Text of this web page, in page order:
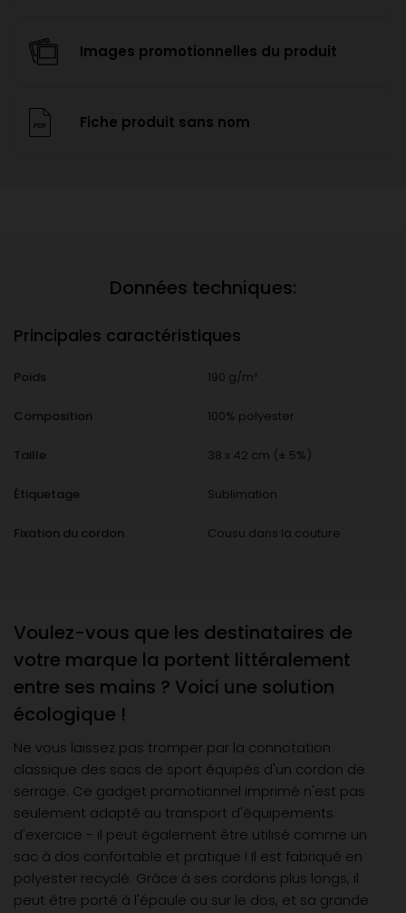
Images promotionnelles du produit
Fiche produit sans nom
Données techniques:
Principales caractéristiques
Poids 190 g/m²
Composition 100% polyester
Taille 38 x 42 cm (± 5%)
Étiquetage Sublimation
Fixation du cordon Cousu dans la couture
Voulez-vous que les destinataires de
votre marque la portent littéralement
entre ses mains ? Voici une solution
écologique !
Ne vous laissez pas tromper par la connotation
classique des sacs de sport équipés d'un cordon de
serrage. Ce gadget promotionnel imprimé n'est pas
seulement adapté au transport d'équipements
d'exercice - il peut également être utilisé comme un
sac à dos confortable et pratique ! Il est fabriqué en
polyester recyclé. Grâce à ses cordons plus longs, il
peut être porté à l'épaule ou sur le dos, et sa grande